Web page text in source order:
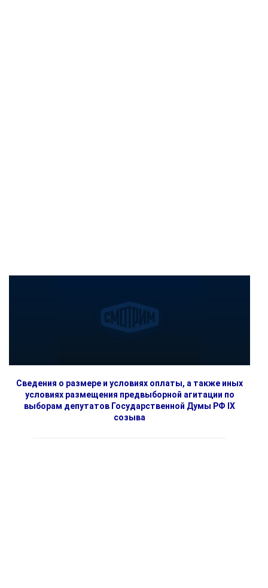
Сведения о размере и условиях оплаты, а также иных
условиях размещения предвыборной агитации по
выборам депутатов Государственной Думы РФ IX
созыва